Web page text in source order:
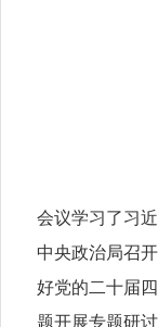
会议学习了习
中央政治局召
好党的二十届
题开展专题研讨